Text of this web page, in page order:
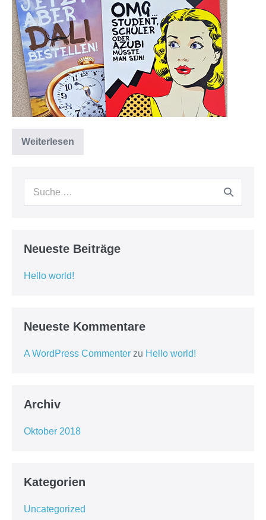
Weiterlesen
Neueste Beiträge
Hello world!
Neueste Kommentare
A WordPress Commenter zu Hello world!
Archiv
Oktober 2018
Kategorien
Uncategorized